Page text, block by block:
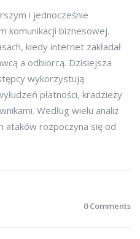
i jednocześnie
komunikacji biznesowej.
kiedy internet zakładał
a odbiorcą. Dzisiejsza
wykorzystują
płatności, kradzieży
Według wielu analiz
ataków rozpoczyna się od
0 Comments